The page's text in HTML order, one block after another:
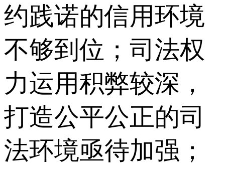
约践诺的信用环境
不够到位；司法权
力运用积弊较深，
打造公平公正的司
法环境亟待加强；